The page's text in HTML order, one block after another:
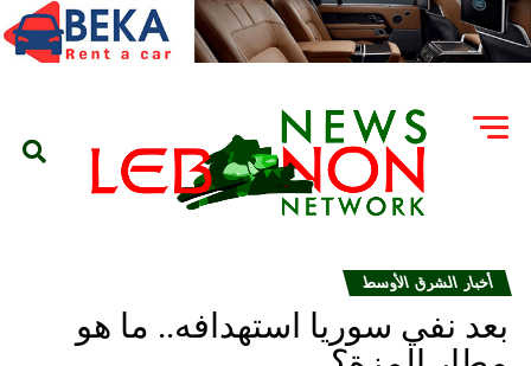
أخبار الشرق الأوسط
بعد نفي سوريا استهدافه.. ما هو